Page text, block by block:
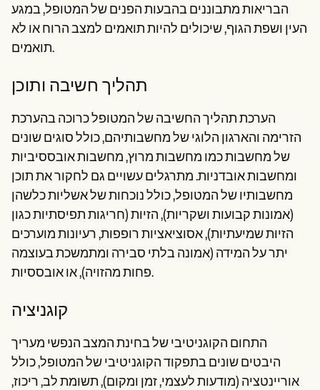
הבריאות מתבוננים בהבעות הפנים של המטופל, במגע
העין ושפת הגוף, שיכולים להיות תואמים למצב הרוח או לא
תואמים.
תהליך חשיבה ותוכן
הערכת תהליך החשיבה של המטופל כרוכה בהערכת
הזרימה והארגון הלוגי של מחשבותיהם, כולל סוגים שונים
של מחשבות כמו מחשבות מרוץ, מחשבות אובססיביות
ומחשבות אובדניות. מתרגלים עשויים גם לחקור את תוכן
מחשבותיו של המטופל, כולל נוכחות של אשליות כלשהן
(אמונות קבועות ושקריות), הזיות (חריגות תפיסתיות כגון
הזיות שמיעתיות), אסוציאציות רופפות, רעיונות מוערכים
יתר על המידה (אמונה בלתי סבירה ומתמשכת בעוצמה
פחות מהזויה), או אובססיות.
קוגניציה
התחום הקוגניטיבי של בחינת המצב הנפשי מעריך
היבטים שונים בתפקוד הקוגניטיבי של המטופל, כולל
אוריינטציה (מודעות לעצמי, זמן ומקום), תשומת לב, ריכוז,